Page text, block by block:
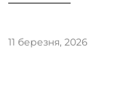
11 березня, 2026